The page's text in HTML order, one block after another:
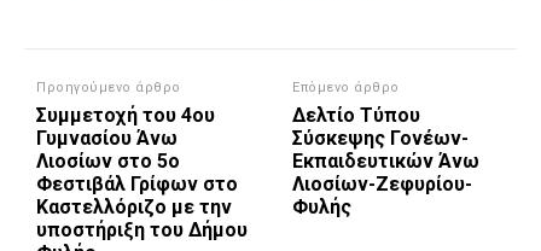
Προηγούμενο άρθρο
Συμμετοχή του 4ου
Γυμνασίου Άνω
Λιοσίων στο 5ο
Φεστιβάλ Γρίφων στο
Καστελλόριζο με την
υποστήριξη του Δήμου
Επόμενο άρθρο
Δελτίο Τύπου
Σύσκεψης Γονέων-
Εκπαιδευτικών Άνω
Λιοσίων-Ζεφυρίου-
Φυλής